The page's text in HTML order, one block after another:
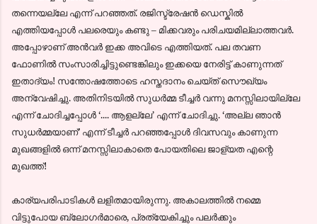
തന്നെയല്ലേ എന്ന് പറഞ്ഞത്. രജിസ്ട്രേഷന്‍ ഡെസ്കില്‍
എത്തിയപ്പോള്‍ പലരെയും കണ്ടു – മിക്കവരും പരിചയമില്ലാത്തവര്‍.
അപ്പോഴാണ്‌ അന്‍വര്‍ ഇക്ക അവിടെ എത്തിയത്. പല തവണ
ഫോണില്‍ സംസാരിച്ചിട്ടുണ്ടെങ്കിലും ഇക്കയെ നേരിട്ട് കാണുന്നത്
ഇതാദ്യം! സന്തോഷത്തോടെ ഹസ്തദാനം ചെയ്ത് സൌഖ്യം
അന്വേഷിച്ചു. അതിനിടയില്‍ സുധര്‍മ്മ ടീച്ചര്‍ വന്നു മനസ്സിലായില്ലേ
എന്ന് ചോദിച്ചപ്പോള്‍ ‘.... ആളല്ലേ’ എന്ന്‍ ചോദിച്ചു. ‘അല്ല ഞാന്‍
സുധര്‍മ്മയാണ്’ എന്ന്‍ ടീച്ചര്‍ പറഞ്ഞപ്പോള്‍ ദിവസവും കാണുന്ന
മുഖങ്ങളില്‍ ഒന്ന് മനസ്സിലാകാതെ പോയതിലെ ജാള്യത എന്റെ
മുഖത്ത്!
കാര്യപരിപാടികള്‍ ലളിതമായിരുന്നു. അകാലത്തില്‍ നമ്മെ
വിട്ടുപോയ ബ്ലോഗര്‍മാരെ, പ്രത്യേകിച്ചും പലര്‍ക്കും